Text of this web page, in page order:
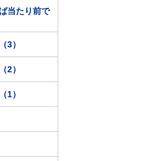
当たり前で
3）
2）
1）